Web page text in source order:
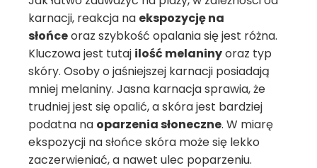
karnacji, reakcja na ekspozycję na
słońceoraz szybkość opalania się jest różna.
Kluczowa jest tutaj ilość melaninyoraz typ
skóry. Osoby o jaśniejszej karnacji posiadają
mniej melaniny. Jasna karnacja sprawia, że
trudniej jest się opalić, a skóra jest bardziej
podatna na oparzenia słoneczne. W miarę
ekspozycji na słońce skóra może się lekko
zaczerwieniać, a nawet ulec poparzeniu.